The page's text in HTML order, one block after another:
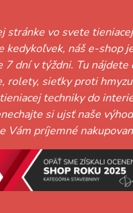
stránke vo svete
kedykoľvek, náš e-shop
7 dní v týždni. Tu nájdete
rolety, sieťky proti
techniky do
si ujsť naše
Vám príjemné